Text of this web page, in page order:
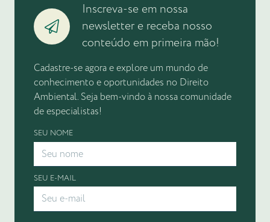
Inscreva-se em nossa
newsletter e receba nosso
conteúdo em primeira mão!
Cadastre-se agora e explore um mundo de
conhecimento e oportunidades no Direito
Ambiental. Seja bem-vindo à nossa comunidade
de especialistas!
SEU NOME
SEU E-MAIL